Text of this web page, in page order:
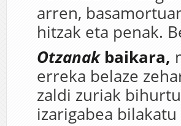
arren,
hitzak eta penak.
Otzanakbaikara,
erreka belaze
zaldi zuriak
izarigabea